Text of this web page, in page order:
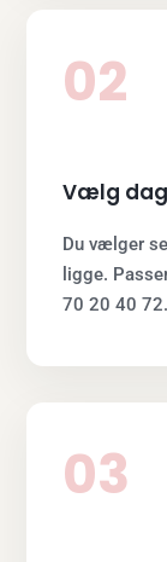
02
Vælg
Du vælger
ligge.
70 20 40 72.
03